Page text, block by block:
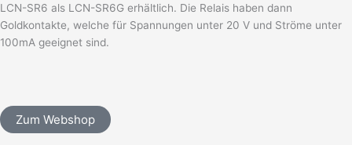
LCN-SR6 als LCN-SR6G erhältlich. Die Relais haben dann
Goldkontakte, welche für Spannungen unter 20 V und Ströme unter
100mA geeignet sind.
Zum Webshop